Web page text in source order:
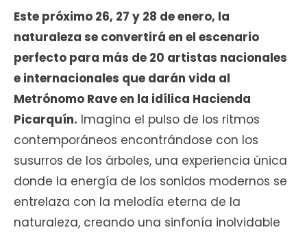
Este próximo 26, 27 y 28 de enero, la
naturaleza se convertirá en el escenario
perfecto para más de 20 artistas nacionales
e internacionales que darán vida al
Metrónomo Rave en la idílica Hacienda
Picarquín. Imagina el pulso de los ritmos
contemporáneos encontrándose con los
susurros de los árboles, una experiencia única
donde la energía de los sonidos modernos se
entrelaza con la melodía eterna de la
naturaleza, creando una sinfonía inolvidable